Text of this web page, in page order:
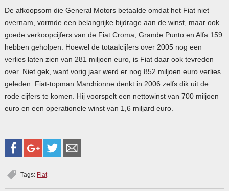
De afkoopsom die General Motors betaalde omdat het Fiat niet
overnam, vormde een belangrijke bijdrage aan de winst, maar ook
goede verkoopcijfers van de Fiat Croma, Grande Punto en Alfa 159
hebben geholpen. Hoewel de totaalcijfers over 2005 nog een
verlies laten zien van 281 miljoen euro, is Fiat daar ook tevreden
over. Niet gek, want vorig jaar werd er nog 852 miljoen euro verlies
geleden. Fiat-topman Marchionne denkt in 2006 zelfs dik uit de
rode cijfers te komen. Hij voorspelt een nettowinst van 700 miljoen
euro en een operationele winst van 1,6 miljard euro.
Tags: Fiat